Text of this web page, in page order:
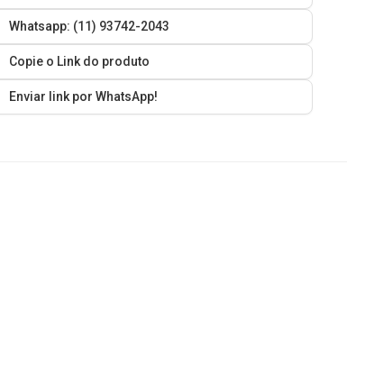
Whatsapp: (11) 93742-2043
Copie o Link do produto
Enviar link por WhatsApp!